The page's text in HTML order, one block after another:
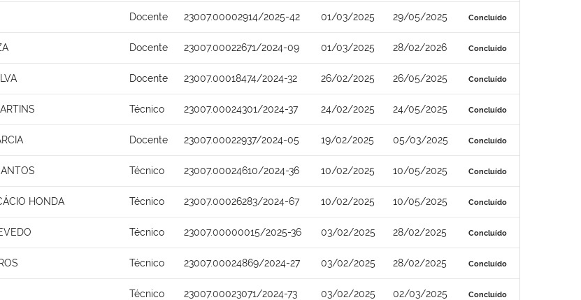
Docente 23007.00002914/2025-42 01/03/2025 29/05/2025 Concluído
Docente 23007.00022671/2024-09 01/03/2025 28/02/2026 Concluído
Docente 23007.00018474/2024-32 26/02/2025 26/05/2025 Concluído
Técnico 23007.00024301/2024-37 24/02/2025 24/05/2025 Concluído
Docente 23007.00022937/2024-05 19/02/2025 05/03/2025 Concluído
Técnico 23007.00024610/2024-36 10/02/2025 10/05/2025 Concluído
HONDA Técnico 23007.00026283/2024-67 10/02/2025 10/05/2025 Concluído
Técnico 23007.00000015/2025-36 03/02/2025 28/02/2025 Concluído
Técnico 23007.00024869/2024-27 03/02/2025 28/02/2025 Concluído
Técnico 23007.00023071/2024-73 03/02/2025 02/03/2025 Concluído